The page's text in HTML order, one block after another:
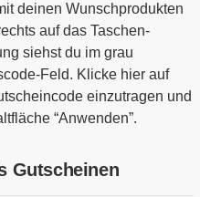
deinen Wunschprodukten
auf das Taschen-
siehst du im grau
Feld. Klicke hier auf
einzutragen und
“Anwenden”.
Gutscheinen